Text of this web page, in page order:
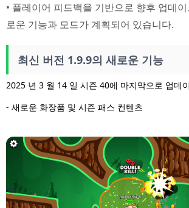
• 플레이어 피드백을 기반으로 향후 업데
로운 기능과 모드가 계획되어 있습니다.
최신 버전 1.9.9의 새로운 기능
2025 년 3 월 14 일 시즌 40에 마지막으로 업데
- 새로운 화장품 및 시즌 패스 컨텐츠